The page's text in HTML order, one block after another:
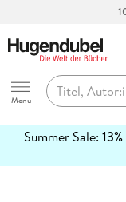
Hugendubel
Menu
Summer Sale:
erfahren